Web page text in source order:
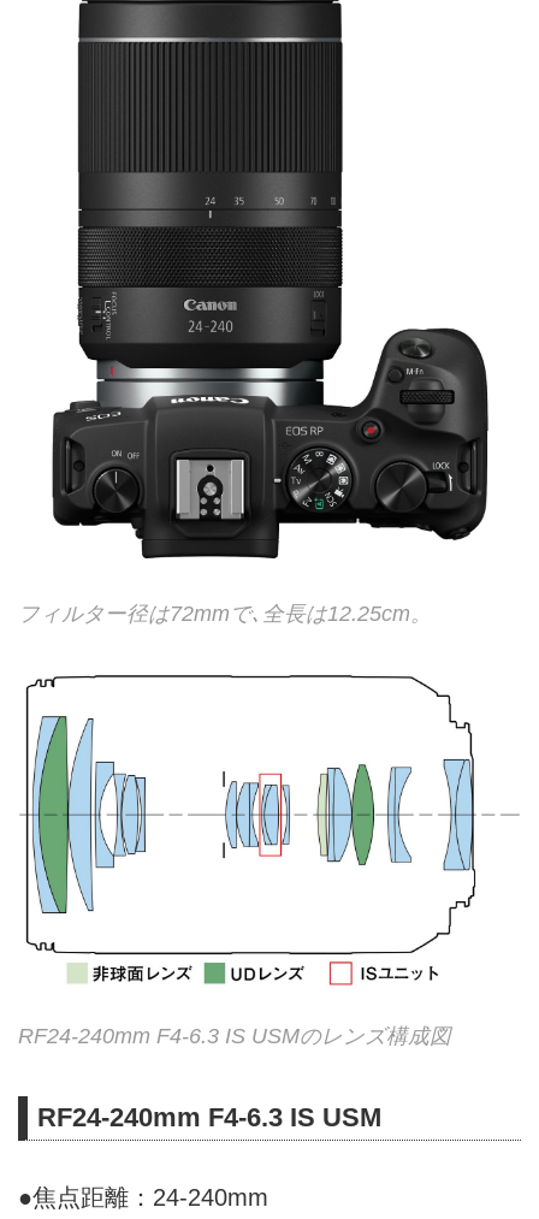
フィルター径は72mmで､全長は12.25cm。
RF24-240mm F4-6.3 IS USMのレンズ構成図
RF24-240mm F4-6.3 IS USM
●焦点距離：24-240mm